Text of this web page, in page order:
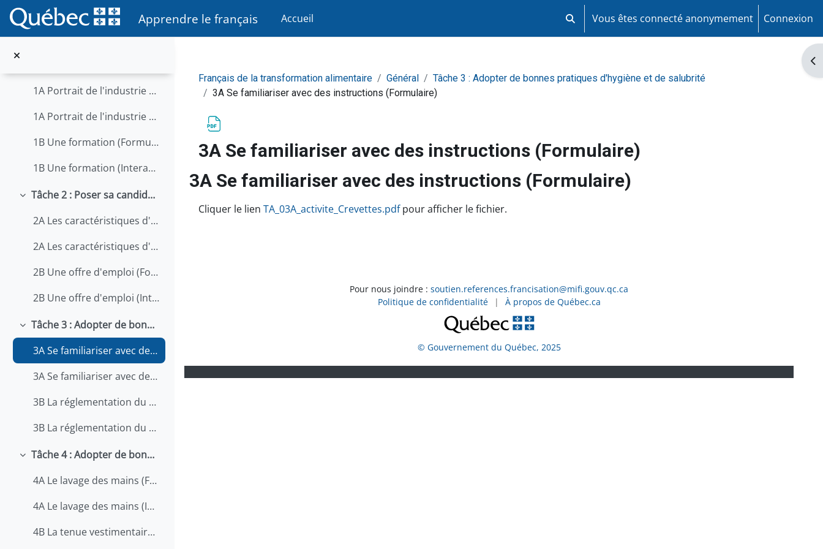
Passer au contenu principal
Apprendre le français Accueil Activer/désactiver la saisie de recherche
Vous êtes connecté anonymement Connexion
Questions-réponses
Replier
1A Portrait de l'industrie du Québec (Formulaire)
1A Portrait de l'industrie du Québec (Interactif)
1B Une formation (Formulaire)
1B Une formation (Interactif)
Replier
Tâche 2 : Poser sa candidature à un poste
2A Les caractéristiques d'un emploi (Formulaire)
2A Les caractéristiques d'un emploi (Interactif)
2B Une offre d'emploi (Formulaire)
2B Une offre d'emploi (Interactif)
Replier
Tâche 3 : Adopter de bonnes pratiques d'hygiène et de salubrité
3A Se familiariser avec des instructions (Formulaire)
3A Se familiariser avec des instructions (Interactif)
3B La réglementation du MAPAQ (Formulaire)
3B La réglementation du MAPAQ (Interactif)
Replier
Tâche 4 : Adopter de bonnes pratiques d'hygiène au travail
4A Le lavage des mains (Formulaire)
4A Le lavage des mains (Interactif)
4B La tenue vestimentaire et les déplacements (Formulaire)
Français de la transformation alimentaire Général
Tâche 3 : Adopter de bonnes pratiques d'hygiène et de salubrité
3A Se familiariser avec des instructions (Formulaire)
3A Se familiariser avec des instructions (Formulaire)
3A Se familiariser avec des instructions (Formulaire)
Conditions d’achèvement
Cliquer le lien TA_03A_activite_Crevettes.pdfpour afficher le fichier.
Pour nous joindre : soutien.references.francisation@mifi.gouv.qc.ca
Politique de confidentialité
| À propos de Québec.ca
© Gouvernement du Québec, 2025